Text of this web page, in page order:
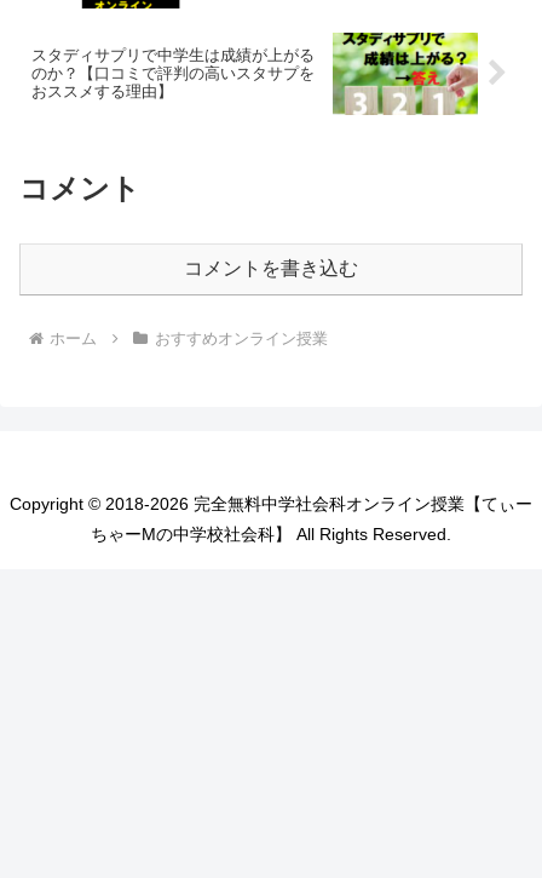
スタディサプリで中学生は成績が上がる
のか？【口コミで評判の高いスタサプを
おススメする理由】
コメント
コメントを書き込む
ホーム おすすめオンライン授業
Copyright © 2018-2026 完全無料中学社会科オンライン授業【てぃー
ちゃーMの中学校社会科】 All Rights Reserved.